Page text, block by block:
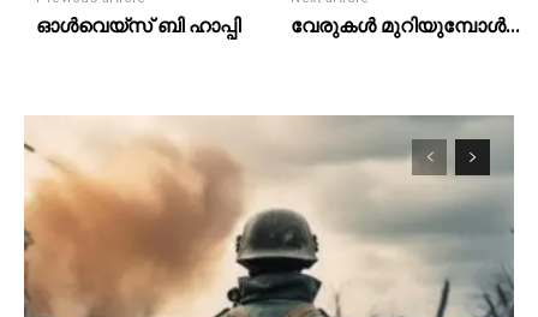
ഓൾവെയ്‌സ് ബി ഹാപ്പി വേരുകൾ മുറിയുമ്പോൾ…